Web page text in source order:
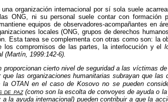
organización internacional por sí sola suele
lasONG, ni su personal suele contar con formación
equipos de observadores-acompañantes en
locales (ONG, grupos de derechos
Esta tarea se complementa con otras como son: la
los compromisos de las partes, la interlocución y el
(Martín, 1999:142-6).
proporcionan cierto nivel de seguridad a las víctimas
las organizaciones humanitarias subrayan que
laOTANen el caso de Kosovo no se pueden
de paz(como son la escolta de convoyes de ayuda o
la ayuda internacional) pueden contribuir a que la